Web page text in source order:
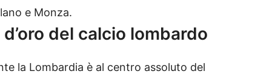
e Monza.
del calcio lombardo
la Lombardia è al centro assoluto del